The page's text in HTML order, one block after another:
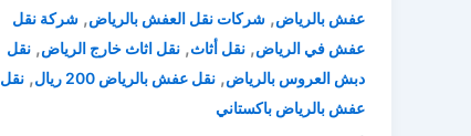
عفش بالرياض, شركات نقل العفش بالرياض, شركة نقل
عفش في الرياض, نقل أثاث, نقل اثاث خارج الرياض, نقل
دبش العروس بالرياض, نقل عفش بالرياض 200 ريال , نقل
عفش بالرياض باكستاني